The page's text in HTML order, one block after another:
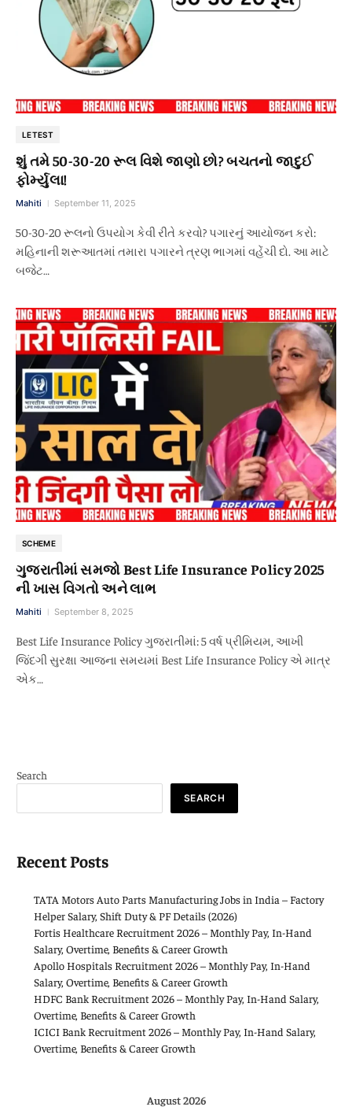
LETEST
શું તમે 50-30-20 રૂલ વિશે જાણો છો? બચતનો જાદુઈ
ફોર્મ્યુલા!
Mahiti September 11, 2025
50-30-20 રૂલનો ઉપયોગ કેવી રીતે કરવો? પગારનું આયોજન કરો:
મહિનાની શરૂઆતમાં તમારા પગારને ત્રણ ભાગમાં વહેંચી દો. આ માટે
બજેટ…
SCHEME
ગુજરાતીમાં સમજો Best Life Insurance Policy 2025
ની ખાસ વિગતો અને લાભ
Mahiti September 8, 2025
Best Life Insurance Policy ગુજરાતીમાં: 5 વર્ષ પ્રીમિયમ, આખી
જિંદગી સુરક્ષા આજના સમયમાં Best Life Insurance Policy એ માત્ર
એક…
Search
SEARCH
Recent Posts
TATA Motors Auto Parts Manufacturing Jobs in India – Factory
Helper Salary, Shift Duty & PF Details (2026)
Fortis Healthcare Recruitment 2026 – Monthly Pay, In-Hand
Salary, Overtime, Benefits & Career Growth
Apollo Hospitals Recruitment 2026 – Monthly Pay, In-Hand
Salary, Overtime, Benefits & Career Growth
HDFC Bank Recruitment 2026 – Monthly Pay, In-Hand Salary,
Overtime, Benefits & Career Growth
ICICI Bank Recruitment 2026 – Monthly Pay, In-Hand Salary,
Overtime, Benefits & Career Growth
August 2026